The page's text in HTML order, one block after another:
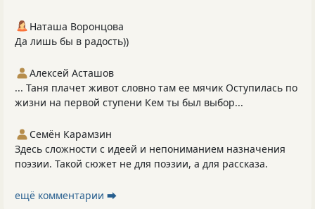
Наташа Воронцова
Да лишь бы в радость))
Алексей Асташов
... Таня плачет живот словно там ее мячик Оступилась по
жизни на первой ступени Кем ты был выбор...
Семён Карамзин
Здесь сложности с идеей и непониманием назначения
поэзии. Такой сюжет не для поэзии, а для рассказа.
ещё комментарии ⮕